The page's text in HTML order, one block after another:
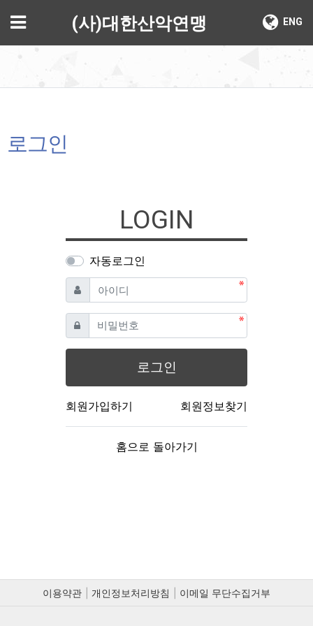
메뉴 ENG
(사)대한산악연맹
로그인
LOGIN
자동로그인
아이디 필수
비밀번호필수
로그인
회원가입하기 회원정보찾기
홈으로 돌아가기
이용약관 개인정보처리방침 이메일 무단수집거부